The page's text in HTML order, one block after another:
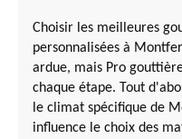
Choisir les meilleures
personnalisées à
ardue, mais Pro
chaque étape. Tout
le climat spécifique de
influence le choix des